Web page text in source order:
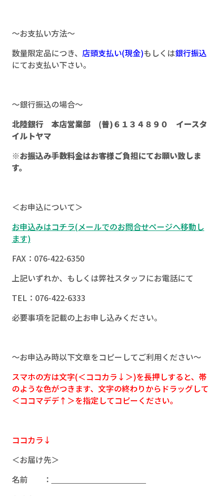
～お支払い方法～
数量限定品につき、 店頭支払い(現金)もしくは銀行振込
にてお支払い下さい。
～銀行振込の場合～
北陸銀行 本店営業部 (普)６１３４８９０ イースタ
イルトヤマ
※お振込み手数料金はお客様ご負担にてお願い致しま
す。
＜お申込について＞
お申込みはコチラ(メールでのお問合せページへ移動し
ます)
FAX：076-422-6350
上記いずれか、もしくは弊社スタッフにお電話にて
TEL：076-422-6333
必要事項を記載の上お申し込みください。
～お申込み時以下文章をコピーしてご利用ください～
スマホの方は文字(＜ココカラ↓＞)を長押しすると、帯
のような色がつきます、文字の終わりからドラッグして
＜ココマデデ↑＞を指定してコピーください。
ココカラ↓
＜お届け先＞
名前 ：